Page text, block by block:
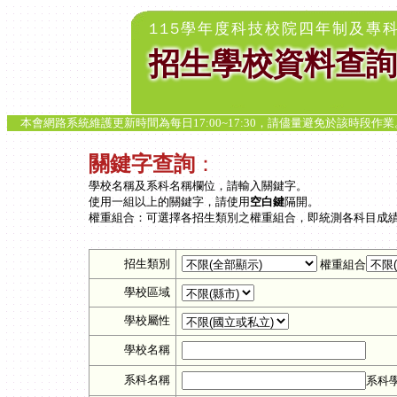
115學年度科技校院四年制及專
招生學校資料查
本會網路系統維護更新時間為每日17:00~17:30，請儘量避免於該時段作
關鍵字查詢：
學校名稱及系科名稱欄位，請輸入關鍵字。
使用一組以上的關鍵字，請使用 空白鍵隔開。
權重組合：可選擇各招生類別之權重組合，即統測各科目成
招生類別 權重組合
學校區域
學校屬性
學校名稱
系科名稱 系科